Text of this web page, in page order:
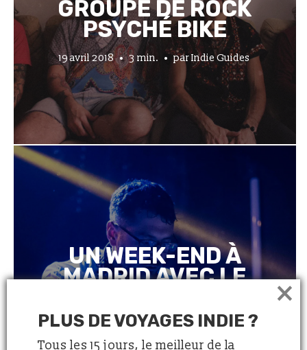
GROUPE DE ROCK
PSYCHÉ BIKE
19 avril 2018 3 min. parIndie Guides
UN WEEK-END À
MADRID AVEC LE
MALARIA
5 avril 2018 6 min. parIndie Guides
PLUS DE VOYAGES INDIE ?
Tous les 15 jours, le meilleur de la
×